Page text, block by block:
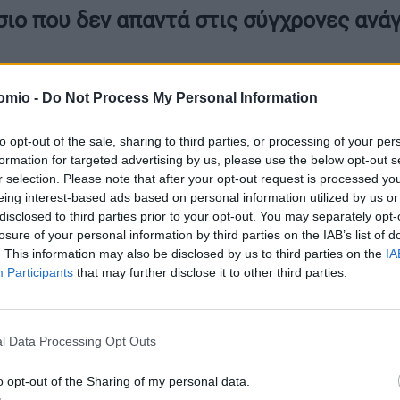
- Do Not Process My Personal Information
opt-out of the sale, sharing to third parties, or processing of your
for targeted advertising by us, please use the below opt-out
selection. Please note that after your opt-out request is processed
interest-based ads based on personal information utilized by us
to third parties prior to your opt-out. You may separately
of your personal information by third parties on the IAB’s list of
This information may also be disclosed by us to third parties on the
Participants that may further disclose it to other third parties.
Data Processing Opt Outs
opt-out of the Sharing of my personal data.
που δεν απαντά στις σύγχρονες
και στην ανάγκη εκσυγχρονισμού του πλαισίου για
ότι ο ισχύων νόμος έχει τις ρίζες του στο
διαμορφώθηκε σε μια εποχή που οι πολυκατοικίες είχαν
της ιδιοκτησίας είναι εντελώς διαφορετική.
οι κανόνες να ανταποκρίνονται στις σύγχρονες
περιουσιών.
για 65%
και για τα κοινά οικόπεδα που μπορούν να
των συγκυρίων, με μια διαδικασία
δύσκολη και σπάνια καταλήγει να πετύχει τον σκοπό της.